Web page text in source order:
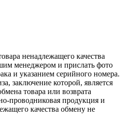
ненадлежащего качества
менеджером и прислать фото
и указанием серийного номера.
заключение которой, является
товара или возврата
проводниковая продукция и
качества обмену не